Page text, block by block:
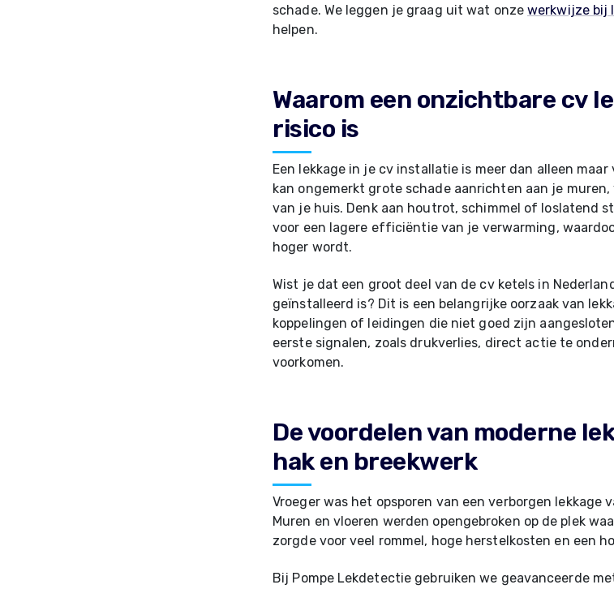
schade. We leggen je graag uit wat onzewerkwijze bij
helpen.
Waarom een onzichtbare cv
risico is
Een lekkage in je cv installatie is meer dan alleen
kan ongemerkt grote schade aanrichten aan je
van je huis. Denk aan houtrot, schimmel of loslatend
voor een lagere efficiëntie van je verwarming,
hoger wordt.
Wist je dat een groot deel van de cv ketels in
geïnstalleerd is? Dit is een belangrijke oorzaak van
koppelingen of leidingen die niet goed zijn
eerste signalen, zoals drukverlies, direct actie te
voorkomen.
De voordelen van moderne
hak en breekwerk
Vroeger was het opsporen van een verborgen lekkage
Muren en vloeren werden opengebroken op de plek
zorgde voor veel rommel, hoge herstelkosten en een
Bij Pompe Lekdetectie gebruiken we geavanceerde